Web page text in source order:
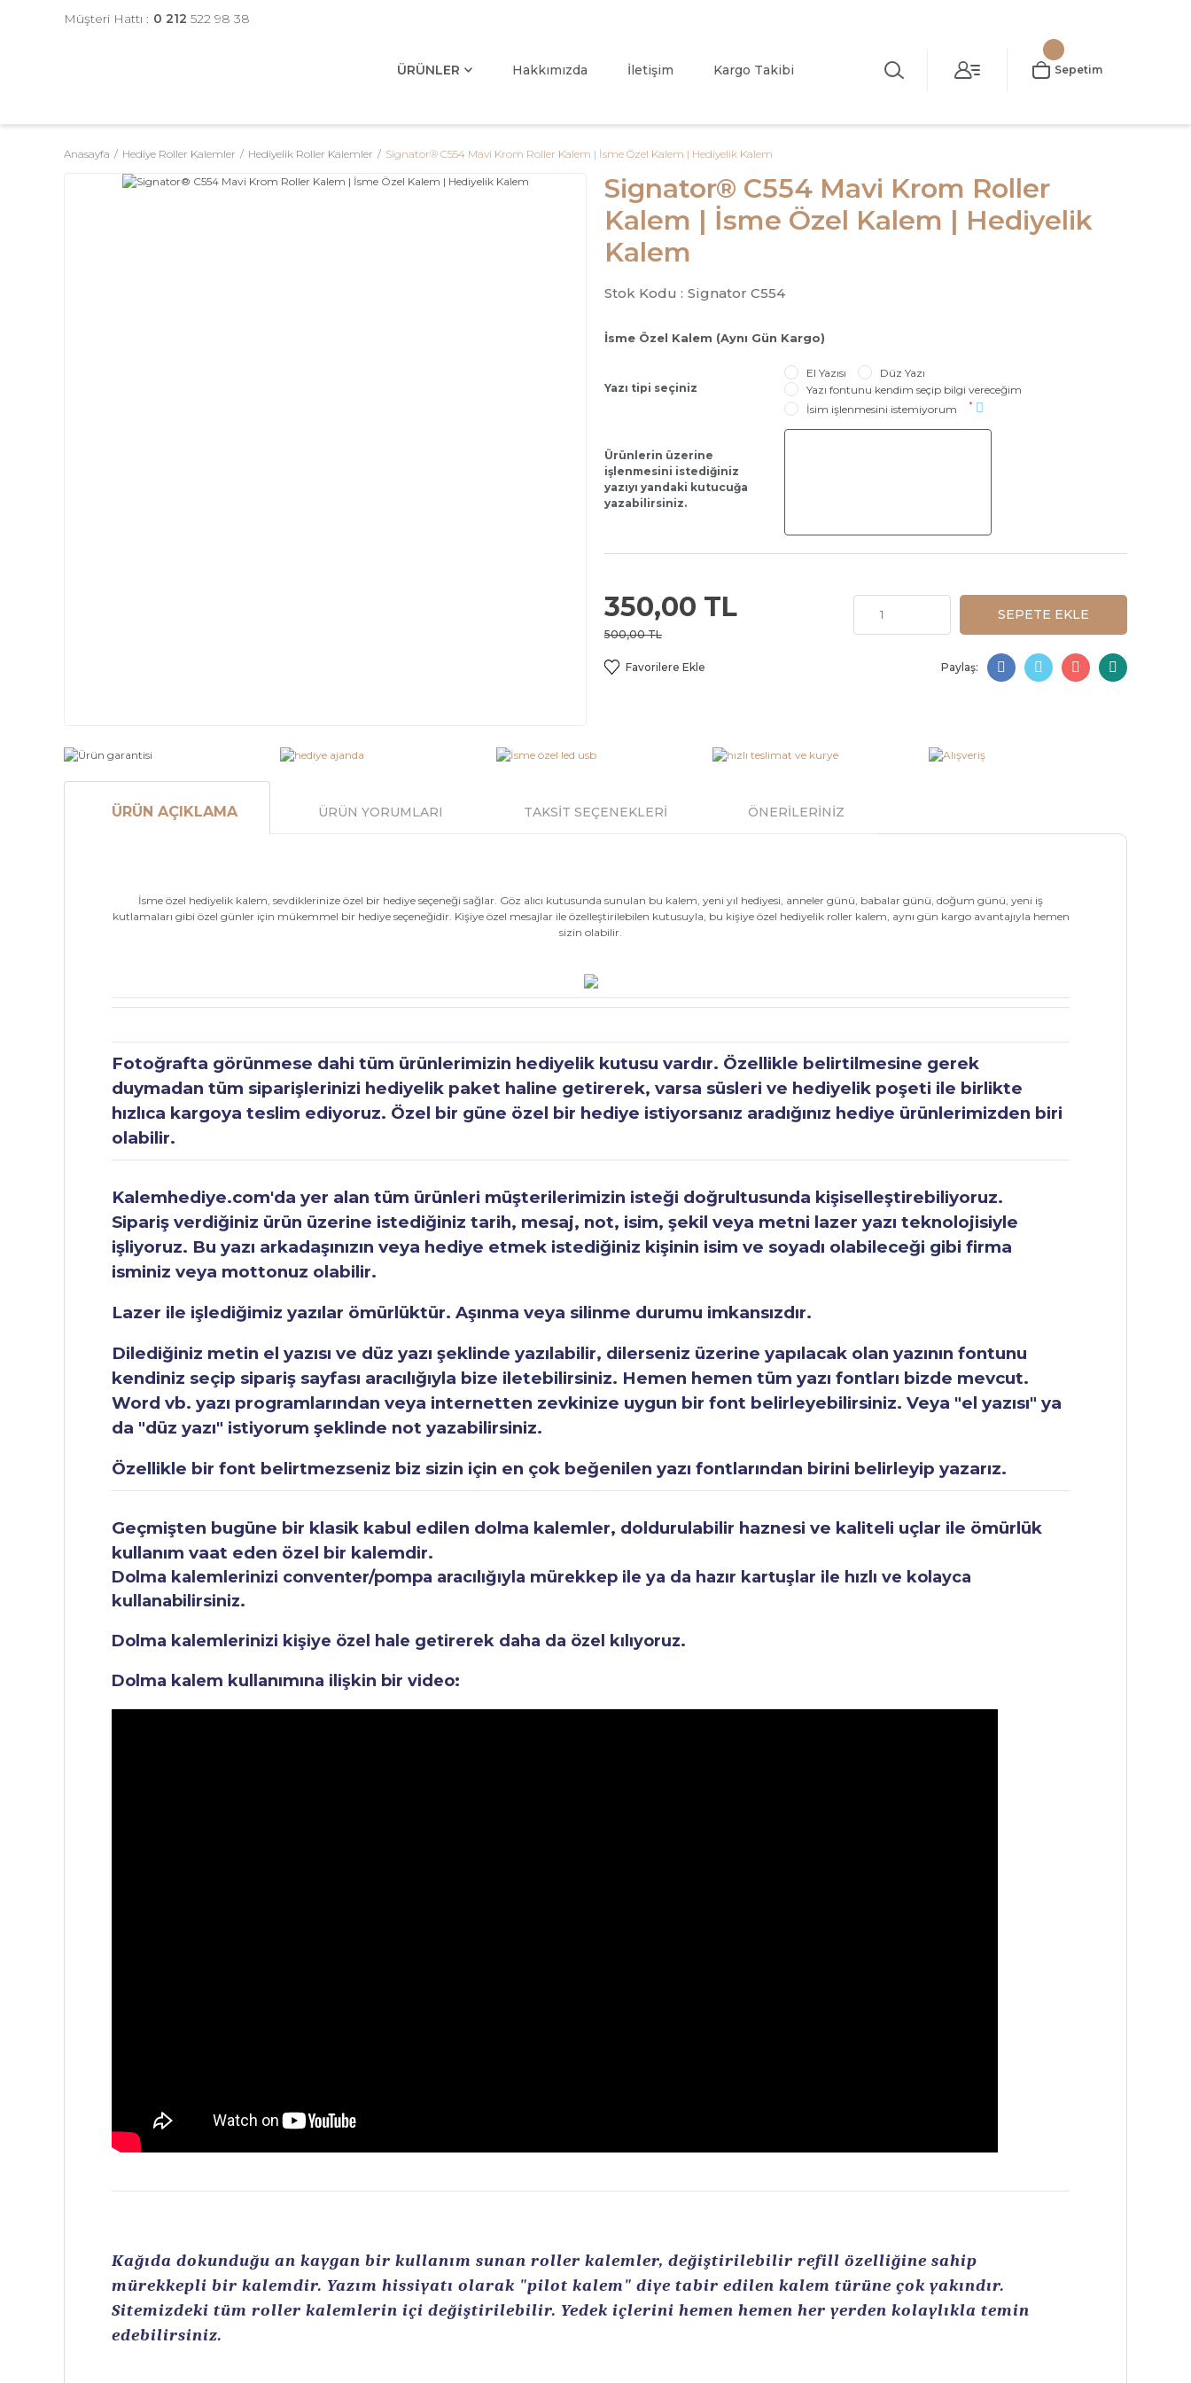
Müşteri Hattı : 0 212 522 98 38
ÜRÜNLER Hakkımızda İletişim Kargo Takibi Sepetim
Anasayfa Hediye Roller Kalemler Hediyelik Roller Kalemler Signator® C554 Mavi Krom Roller Kalem | İsme Özel Kalem | Hediyelik Kalem
Signator® C554 Mavi Krom Roller
Kalem | İsme Özel Kalem | Hediyelik
Kalem
Stok Kodu : Signator C554
İsme Özel Kalem (Aynı Gün Kargo)
Yazı tipi seçiniz
El Yazısı
Düz Yazı
Yazı fontunu kendim seçip bilgi vereceğim
İsim işlenmesini istemiyorum
*
Ürünlerin üzerine
işlenmesini istediğiniz
yazıyı yandaki kutucuğa
yazabilirsiniz.
350,00 TL
500,00 TL
SEPETE EKLE
Paylaş:
ÜRÜN AÇIKLAMA ÜRÜN YORUMLARI TAKSİT SEÇENEKLERİ ÖNERİLERİNİZ
İsme özel hediyelik kalem, sevdiklerinize özel bir hediye seçeneği sağlar. Göz alıcı kutusunda sunulan bu kalem, yeni yıl hediyesi, anneler günü, babalar günü, doğum günü, yeni iş
kutlamaları gibi özel günler için mükemmel bir hediye seçeneğidir. Kişiye özel mesajlar ile özelleştirilebilen kutusuyla, bu kişiye özel hediyelik roller kalem, aynı gün kargo avantajıyla hemen
sizin olabilir.
Fotoğrafta görünmese dahi tüm ürünlerimizin hediyelik kutusu vardır. Özellikle belirtilmesine gerek
duymadan tüm siparişlerinizi hediyelik paket haline getirerek, varsa süsleri ve hediyelik poşeti ile birlikte
hızlıca kargoya teslim ediyoruz. Özel bir güne özel bir hediye istiyorsanız aradığınız hediye ürünlerimizden biri
olabilir.
Kalemhediye.com'da yer alan tüm ürünleri müşterilerimizin isteği doğrultusunda kişiselleştirebiliyoruz.
Sipariş verdiğiniz ürün üzerine istediğiniz tarih, mesaj, not, isim, şekil veya metni lazer yazı teknolojisiyle
işliyoruz. Bu yazı arkadaşınızın veya hediye etmek istediğiniz kişinin isim ve soyadı olabileceği gibi firma
isminiz veya mottonuz olabilir.
Lazer ile işlediğimiz yazılar ömürlüktür. Aşınma veya silinme durumu imkansızdır.
Dilediğiniz metin el yazısı ve düz yazı şeklinde yazılabilir, dilerseniz üzerine yapılacak olan yazının fontunu
kendiniz seçip sipariş sayfası aracılığıyla bize iletebilirsiniz. Hemen hemen tüm yazı fontları bizde mevcut.
Word vb. yazı programlarından veya internetten zevkinize uygun bir font belirleyebilirsiniz. Veya "el yazısı" ya
da "düz yazı" istiyorum şeklinde not yazabilirsiniz.
Özellikle bir font belirtmezseniz biz sizin için en çok beğenilen yazı fontlarından birini belirleyip yazarız.
Geçmişten bugüne bir klasik kabul edilen dolma kalemler, doldurulabilir haznesi ve kaliteli uçlar ile ömürlük
kullanım vaat eden özel bir kalemdir.
Dolma kalemlerinizi conventer/pompa aracılığıyla mürekkep ile ya da hazır kartuşlar ile hızlı ve kolayca
kullanabilirsiniz.
Dolma kalemlerinizi kişiye özel hale getirerek daha da özel kılıyoruz.
Dolma kalem kullanımına ilişkin bir video:
Kağıda dokunduğu an kaygan bir kullanım sunan roller kalemler, değiştirilebilir refill özelliğine sahip
mürekkepli bir kalemdir. Yazım hissiyatı olarak "pilot kalem" diye tabir edilen kalem türüne çok yakındır.
Sitemizdeki tüm roller kalemlerin içi değiştirilebilir. Yedek içlerini hemen hemen her yerden kolaylıkla temin
edebilirsiniz.